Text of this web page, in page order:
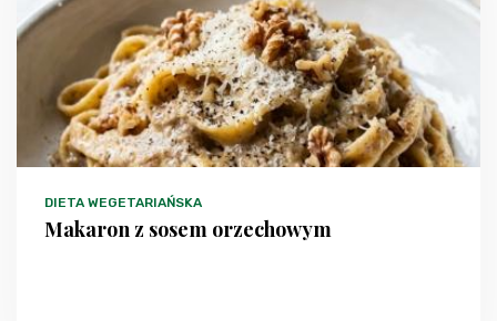
DIETA WEGETARIAŃSKA
Makaron z sosem orzechowym